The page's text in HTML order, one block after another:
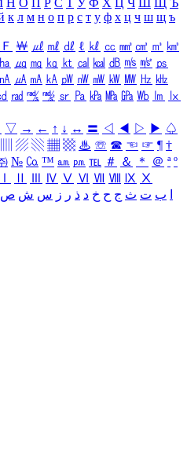
Н О П Р С Т У Ф Х Ц Ч Ш Щ Ъ
к л м н о п р с т у ф х ц ч ш щ ъ
Ｆ ￦ ㎕ ㎖ ㎗ ℓ ㎘ ㏄ ㎣ ㎤ ㎥ ㎦
㏊ ㎍ ㎎ ㎏ ㏏ ㎈ ㎉ ㏈ ㎧ ㎨ ㎰
㎁ ㎂ ㎃ ㎄ ㎺ ㎻ ㎽ ㎾ ㎿ ㎐ ㎑
㎭ ㎮ ㎯ ㏛ ㎩ ㎪ ㎫ ㎬ ㏝ ㏐
㏓
▽ → ← ↑ ↓ ↔ 〓 ◁ ◀ ▷ ▶ ♤
▨ ▧ ▦ ▩ ♨ ☏ ☎ ☜ ☞ ¶ †
№ ㏇ ™ ㏂ ㏘ ℡ ＃ ＆ ＊ ＠ ª º
Ⅳ Ⅴ Ⅵ Ⅶ Ⅷ Ⅸ Ⅹ
ب ت ث ج ح خ د ذ ر ز س ش ص